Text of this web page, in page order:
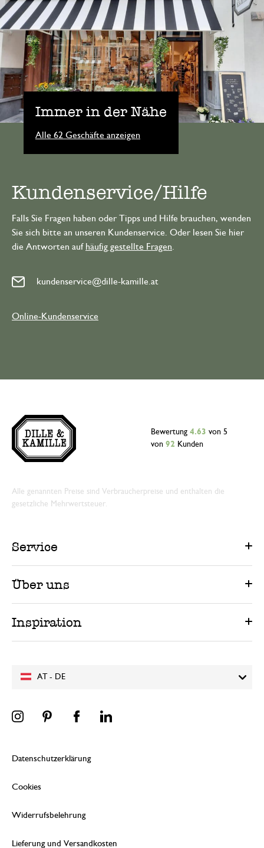
Immer in der Nähe
Alle 62 Geschäfte anzeigen
Kundenservice/Hilfe
Falls Sie Fragen haben oder Tipps und Hilfe brauchen, wenden
Sie sich bitte an unseren Kundenservice. Oder lesen Sie hier
die Antworten auf häufig gestellte Fragen
kundenservice@dille-kamille.at
Online-Kundenservice
AT - DE
Bewertung 4.63 von 5
von 92 Kunden
Alle genannten Preise sind Verbraucherpreise und enthalten die
gesetzliche Mehrwertsteuer.
Service
Über uns
Inspiration
Datenschutzerklärung
Cookies
Widerrufsbelehrung
Lieferung und Versandkosten